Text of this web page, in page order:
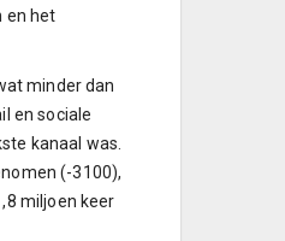
en het
minder dan
en sociale
kanaal was.
(-3100),
miljoen keer